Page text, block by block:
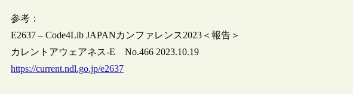
参考：
E2637 – Code4Lib JAPANカンファレンス2023＜報告＞
カレントアウェアネス-E No.466 2023.10.19
https://current.ndl.go.jp/e2637